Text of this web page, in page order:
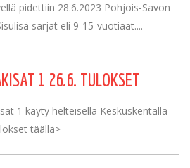
pidettiin 28.6.2023 Pohjois-Savon
sarjat eli 9-15-vuotiaat....
1 26.6. TULOKSET
1 käyty helteisellä Keskuskentällä
täällä>